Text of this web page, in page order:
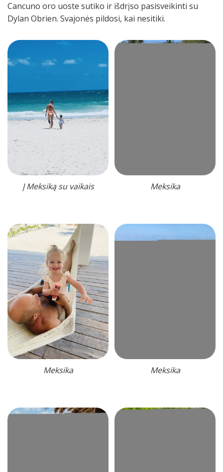
Cancuno oro uoste sutiko ir išdrįso pasisveikinti su
Dylan Obrien. Svajonės pildosi, kai nesitiki.
Į Meksiką su vaikais Meksika
Meksika Meksika